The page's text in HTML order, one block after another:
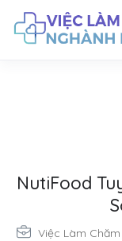
NutiFood
Việc Làm